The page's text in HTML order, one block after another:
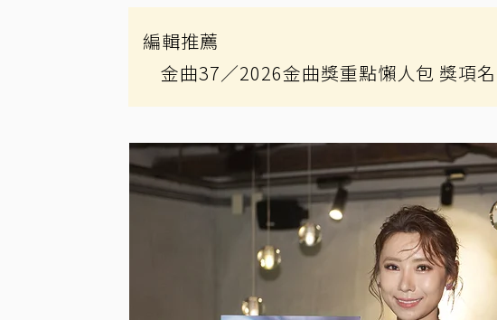
編輯推薦
金曲37／2026金曲獎重點懶人包 獎項